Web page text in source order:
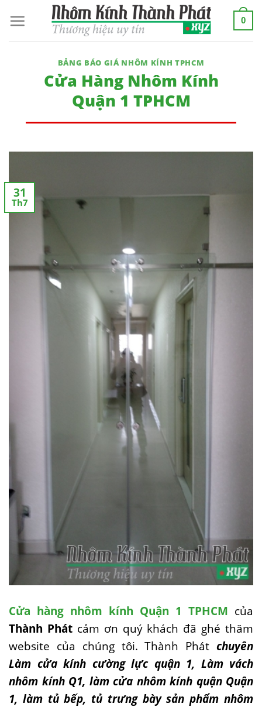
content
0
BẢNG BÁO GIÁ NHÔM KÍNH TPHCM
Cửa Hàng Nhôm Kính
Quận 1 TPHCM
31
Th7
Cửa hàng nhôm kính Quận 1 TPHCM của
Thành Phátcảm ơn quý khách đã ghé thăm
website của chúng tôi. Thành Phát chuyên
Làm cửa kính cường lực quận 1, Làm vách
nhôm kính Q1, làm cửa nhôm kính quận Quận
1, làm tủ bếp, tủ trưng bày sản phẩm nhôm